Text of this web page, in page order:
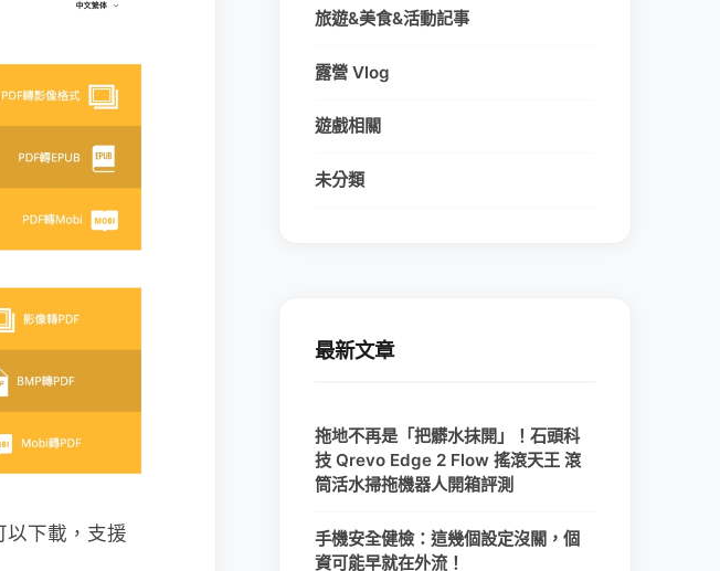
以下載，支援
旅遊&美食&活動記事
露營 Vlog
遊戲相關
未分類
最新文章
拖地不再是「把髒水抹開」！石頭科
技 Qrevo Edge 2 Flow 搖滾天王 滾
筒活水掃拖機器人開箱評測
手機安全健檢：這幾個設定沒關，個
資可能早就在外流！